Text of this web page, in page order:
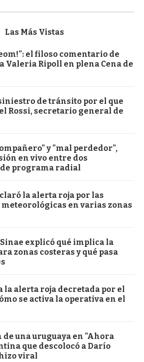
Las Más Vistas
el filoso comentario de
Valeria Ripoll en plena Cena de
de tránsito por el que
Rossi, secretario general de
y "mal perdedor",
en vivo entre dos
programa radial
la alerta roja por las
en varias zonas
explicó qué implica la
zonas costeras y qué pasa
la alerta roja decretada por el
se activa la operativa en el
de una uruguaya en "Ahora
que descolocó a Darío
viral